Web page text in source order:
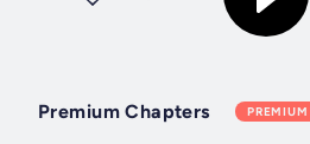
Premium Chapters PREMIUM